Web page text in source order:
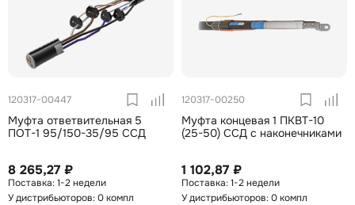
120317-00447
Муфта ответвительная 5
ПОТ-1 95/150-35/95 ССД
8 265,27 ₽
1-2 недели
У дистрибьюторов: 0 компл
120317-00250
Муфта концевая 1 ПКВТ-10
(25-50) ССД с наконечниками
1 102,87 ₽
1-2 недели
У дистрибьюторов: 0 компл